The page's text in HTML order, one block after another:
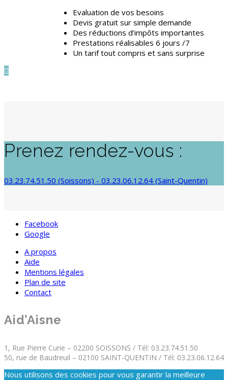
Evaluation de vos besoins
Devis gratuit sur simple demande
Des réductions d’impôts importantes
Prestations réalisables 6 jours /7
Un tarif tout compris et sans surprise

Prenez rendez-vous :
03.23.74.51.50 (Soissons) - 03.23.06.12.64 (Saint-Quentin)
Facebook
Google
A propos
Aide
Mentions légales
Plan de site
Contact
Aid’Aisne
1, Rue Pierre Curie – 02200 SOISSONS / Tél: 03.23.74.51.50
50, rue de Baudreuil – 02100 SAINT-QUENTIN / Tél: 03.23.06.12.64
Nous utilisons des cookies pour vous garantir la meilleure